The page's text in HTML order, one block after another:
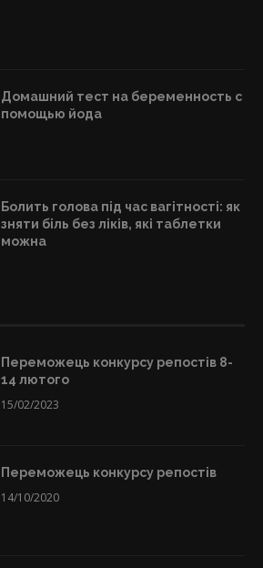
Домашний тест на беременность с
помощью йода
Болить голова під час вагітності: як
зняти біль без ліків, які таблетки
можна
Переможець конкурсу репостів 8-
14 лютого
15/02/2023
Переможець конкурсу репостів
14/10/2020